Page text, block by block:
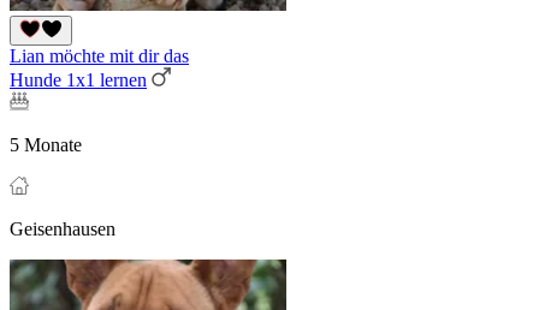
Lian möchte mit dir das
Hunde 1x1 lernen
5 Monate
Geisenhausen